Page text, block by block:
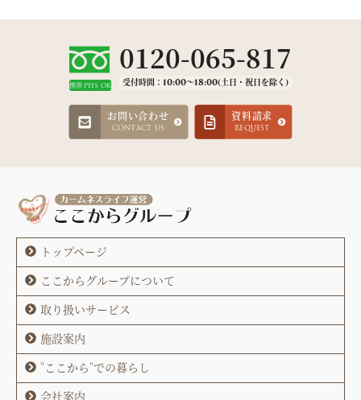
携帯·PHS OK
0120-065-817
受付時間：10:00～18:00(土日・祝日を除く)
お問い合わせ
CONTACT US
資料請求
REQUEST
トップページ
ここからグループについて
取り扱いサービス
施設案内
"ここから"での暮らし
会社案内